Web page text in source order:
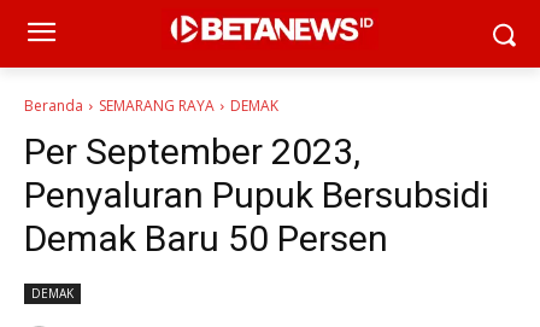
Beranda SEMARANG RAYA DEMAK
Per September 2023,
Penyaluran Pupuk Bersubsidi
Demak Baru 50 Persen
DEMAK